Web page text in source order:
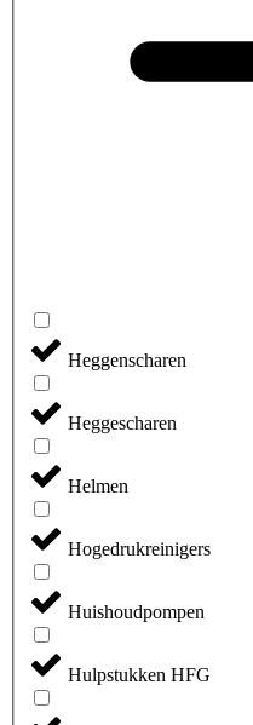
Heggenscharen
Heggescharen
Helmen
Hogedrukreinigers
Huishoudpompen
Hulpstukken HFG